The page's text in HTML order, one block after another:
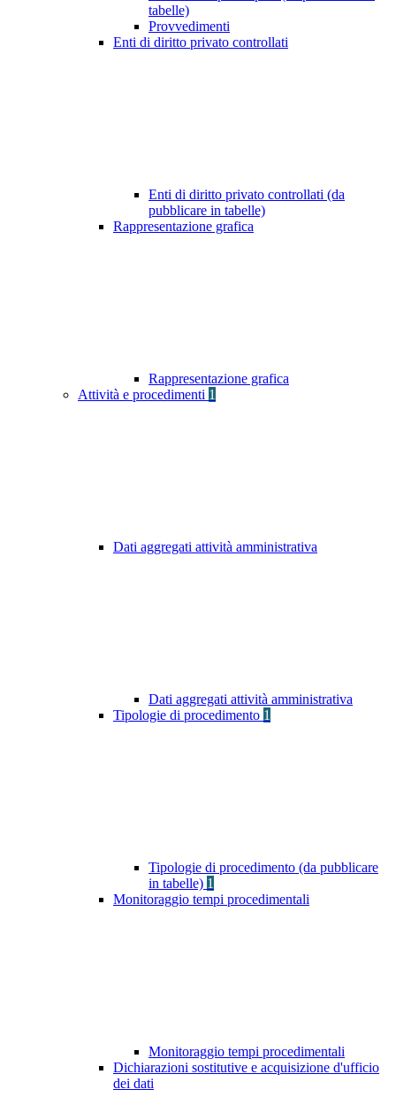
tabelle)
Provvedimenti
Enti di diritto privato controllati
Enti di diritto privato controllati (da
pubblicare in tabelle)
Rappresentazione grafica
Rappresentazione grafica
Attività e procedimenti 1
Dati aggregati attività amministrativa
Dati aggregati attività amministrativa
Tipologie di procedimento 1
Tipologie di procedimento (da pubblicare
in tabelle) 1
Monitoraggio tempi procedimentali
Monitoraggio tempi procedimentali
Dichiarazioni sostitutive e acquisizione d'ufficio
dei dati